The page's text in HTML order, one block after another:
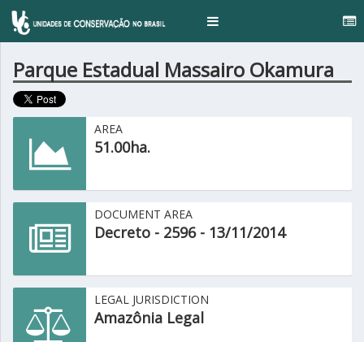
Toggle
Parque Estadual Massairo Okamura
AREA
51.00ha.
DOCUMENT AREA
Decreto - 2596 - 13/11/2014
LEGAL JURISDICTION
Amazônia Legal